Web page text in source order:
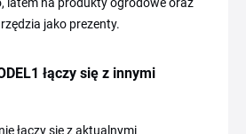
jako prezenty.
łączy się z innymi
łączy się z aktualnymi